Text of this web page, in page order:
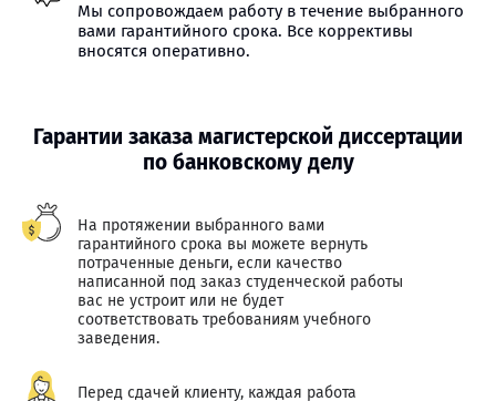
Мы сопровождаем работу в течение выбранного
вами гарантийного срока. Все коррективы
вносятся оперативно.
Гарантии заказа магистерской диссертации
по банковскому делу
На протяжении выбранного вами
гарантийного срока вы можете вернуть
потраченные деньги, если качество
написанной под заказ студенческой работы
вас не устроит или не будет
соответствовать требованиям учебного
заведения.
Перед сдачей клиенту, каждая работа